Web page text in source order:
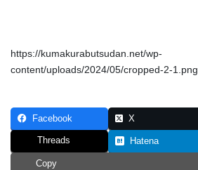
https://kumakurabutsudan.net/wp-
content/uploads/2024/05/cropped-2-1.png
Facebook X
Threads Hatena
Copy